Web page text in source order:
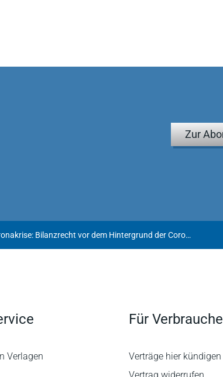
Zur
Update Coronakrise: Bilanzrecht vor dem Hintergrund der Corona-Pandemie
Verlagen
Für
Verträge hier kündigen